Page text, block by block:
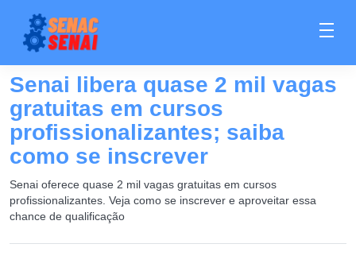
Senai libera quase 2 mil vagas
gratuitas em cursos
profissionalizantes; saiba
como se inscrever
Senai oferece quase 2 mil vagas gratuitas em cursos
profissionalizantes. Veja como se inscrever e aproveitar essa
chance de qualificação